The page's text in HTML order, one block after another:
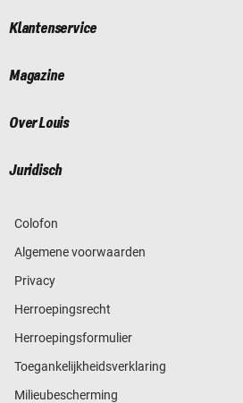
Klantenservice
Magazine
Over Louis
Juridisch
Colofon
Algemene voorwaarden
Privacy
Herroepingsrecht
Herroepingsformulier
Toegankelijkheidsverklaring
Milieubescherming